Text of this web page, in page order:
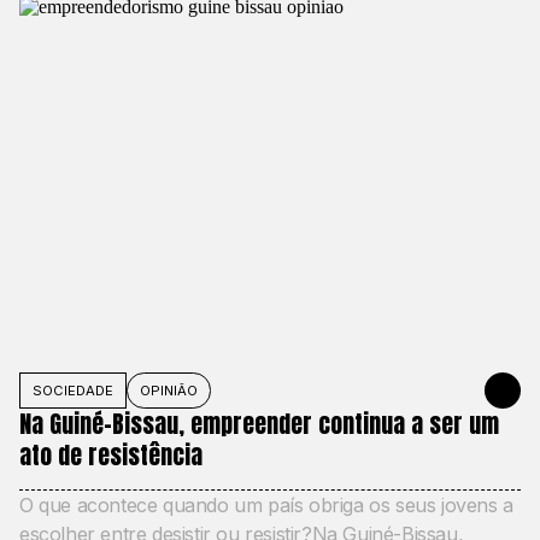
SOCIEDADE OPINIÃO 1 DE
Na Guiné-Bissau, empreender continua a ser um
ato de resistência
O que acontece quando um país obriga os seus jovens a
escolher entre desistir ou resistir?Na Guiné-Bissau,